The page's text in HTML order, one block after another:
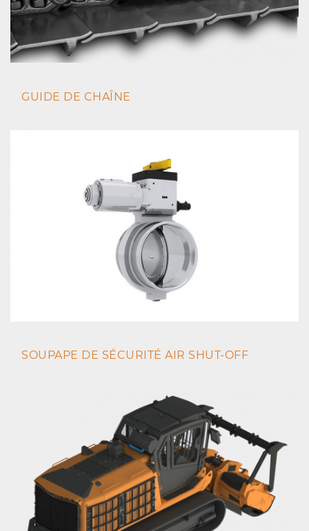
GUIDE DE CHAÎNE
SOUPAPE DE SÉCURITÉ AIR SHUT-OFF